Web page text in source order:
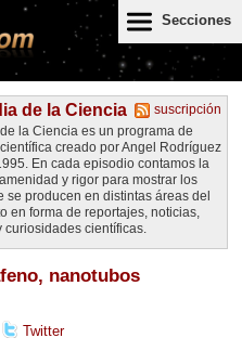
Secciones
suscripción
de la Ciencia
la Ciencia es un programa de
creado por Angel Rodríguez
En cada episodio contamos la
y rigor para mostrar los
se producen en distintas áreas del
en forma de reportajes, noticias,
curiosidades científicas.
nanotubos
Twitter